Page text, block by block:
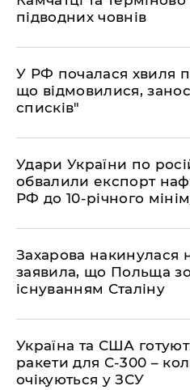
підводних човнів
​У РФ почалася хвиля
що відмовилися,
списків"
​Удари України по
обвалили експорт
РФ до 10-річного
​Захарова накинулася
заявила, що Польща
існуванням Сталіну
​Україна та США
ракети для С-300 –
очікуються у ЗСУ